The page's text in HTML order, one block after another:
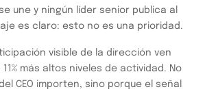
une y ningún líder senior publica al
es claro: esto no es una prioridad.
visible de la dirección ven
más altos niveles de actividad. No
CEO importen, sino porque el señal